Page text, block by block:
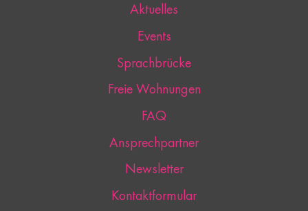
Aktuelles
Events
Sprachbrücke
Freie Wohnungen
FAQ
Ansprechpartner
Newsletter
Kontaktformular